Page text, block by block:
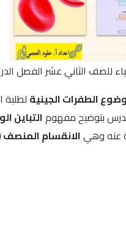
للصف الثاني عشر الفصل
الطفرات الجينية
بتوضيح مفهومالتباين
عنه وهيالانقسام المنصف